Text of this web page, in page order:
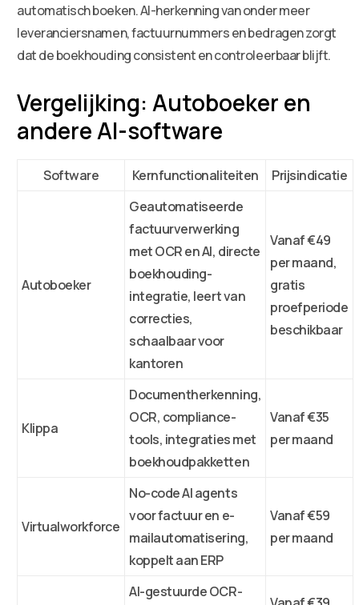
automatisch boeken. AI-herkenning van onder meer
leveranciersnamen, factuurnummers en bedragen zorgt
dat de boekhouding consistent en controleerbaar blijft.
Vergelijking: Autoboeker en
andere AI-software
Software Kernfunctionaliteiten Prijsindicatie
Autoboeker
Geautomatiseerde
factuurverwerking
met OCR en AI, directe
boekhouding-
integratie, leert van
correcties,
schaalbaar voor
kantoren
Vanaf €49
per maand,
gratis
proefperiode
beschikbaar
Klippa
Documentherkenning,
OCR, compliance-
tools, integraties met
boekhoudpakketten
Vanaf €35
per maand
Virtualworkforce
No-code AI agents
voor factuur en e-
mailautomatisering,
koppelt aan ERP
Vanaf €59
per maand
AI-gestuurde OCR-